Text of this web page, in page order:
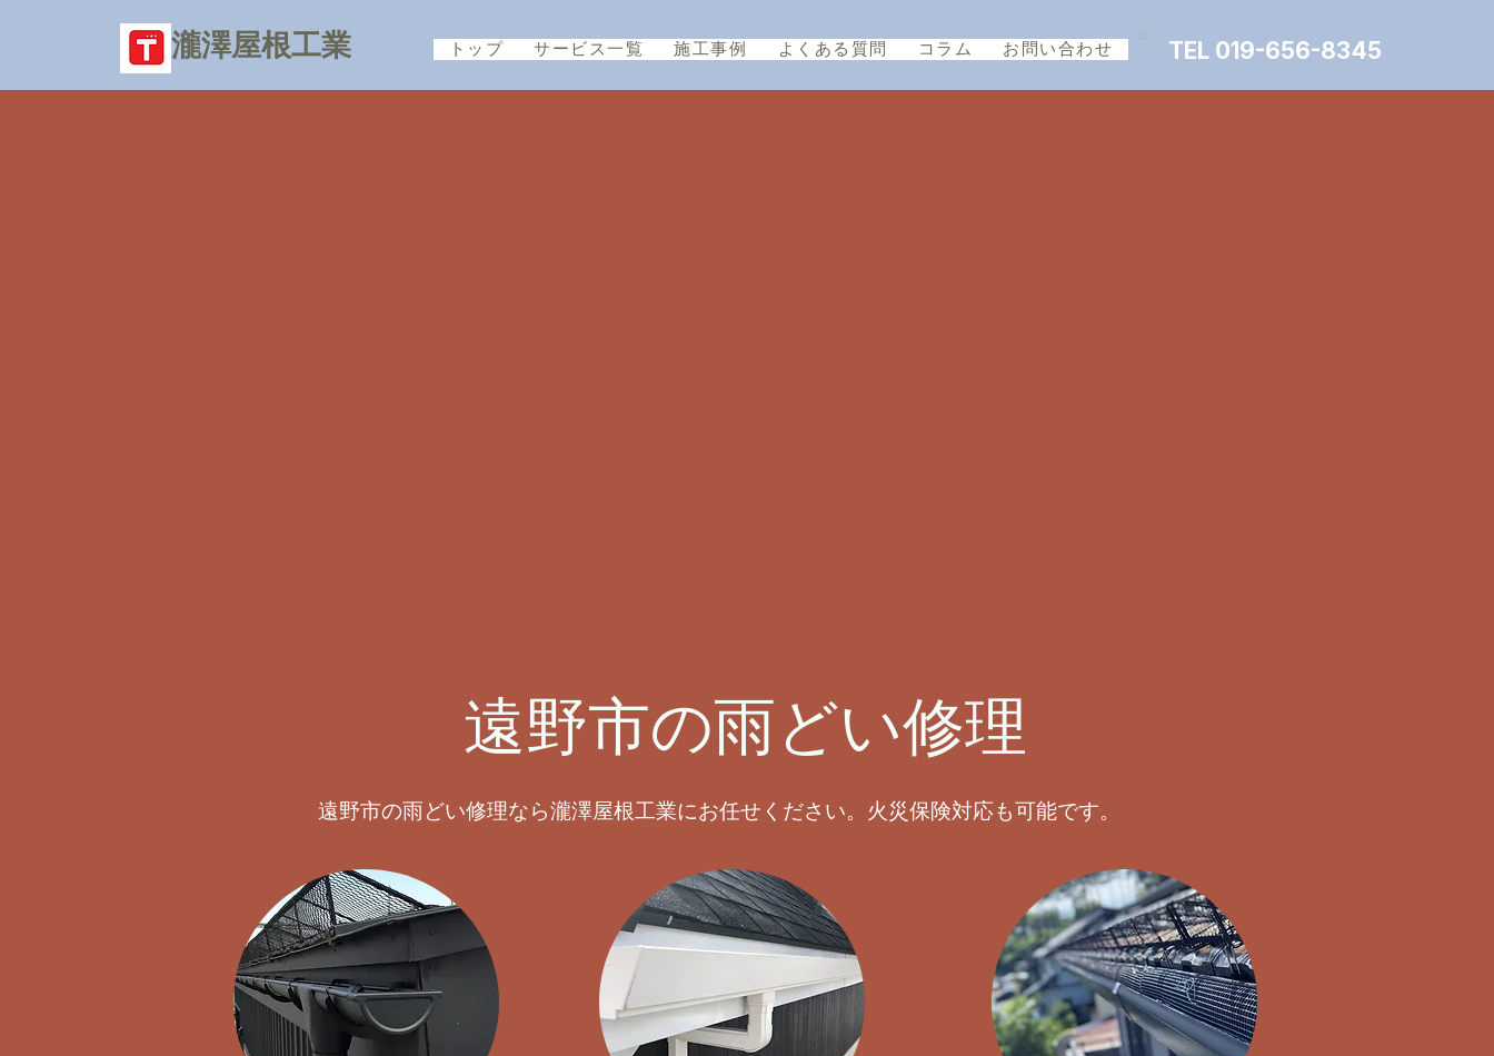
​瀧澤屋根工業 トップ サービス一覧 施工事例 よくある質問 コラム お問い合わせ TEL 019-656-8345
遠野市の雨どい修理
遠野市の雨どい修理なら瀧澤屋根工業にお任せください。火災保険対応も可能です。